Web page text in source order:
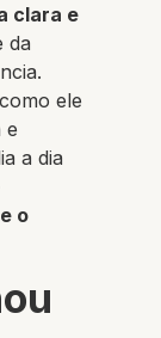
clara e
da
ele
e
a dia
o